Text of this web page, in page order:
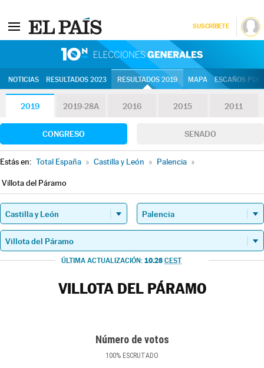
SUSCRÍBETE
NOTICIAS RESULTADOS 2023 RESULTADOS 2019 MAPA ESCAÑOS
2019 2019-28A 2016 2015 2011
CONGRESO SENADO
Estás en: Total España » Castilla y León » Palencia »
Villota del Páramo
ÚLTIMA ACTUALIZACIÓN: 10.28 CEST
VILLOTA DEL PÁRAMO
Número de votos
100% ESCRUTADO